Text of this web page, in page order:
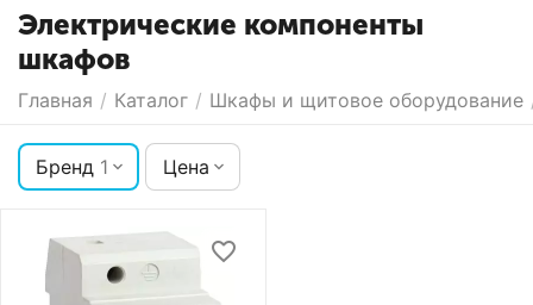
Электрические компоненты
шкафов
Главная / Каталог / Шкафы и щитовое оборудование
Бренд 1 Цена